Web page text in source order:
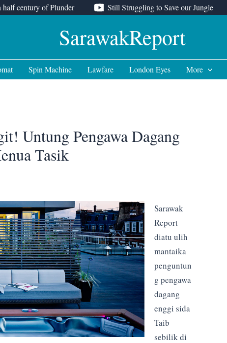
half century of Plunder Still Struggling to Save our Jungle
SarawakReport
Spin Machine Lawfare London Eyes More
Untung Pengawa Dagang
Tasik
Sarawak
Report
diatu ulih
mantaika
penguntun
g pengawa
dagang
enggi sida
Taib
sebilik di